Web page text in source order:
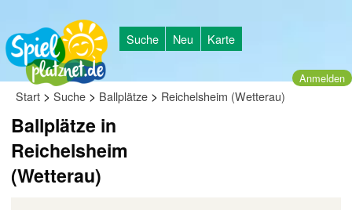
Suche Neu Karte
Anmelden
Start > Suche > Ballplätze > Reichelsheim (Wetterau)
Ballplätze in
Reichelsheim
(Wetterau)